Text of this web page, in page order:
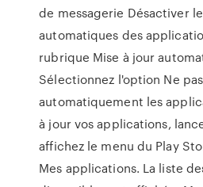
de messagerie Désactiver
automatiques des
rubrique Mise à jour
Sélectionnez l'option Ne
automatiquement les
à jour vos applications,
affichez le menu du Play
Mes applications. La liste